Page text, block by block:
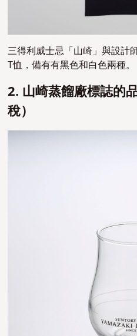
三得利威士忌「山崎」與設計
T恤，備有有黑色和白色兩種。
2. 山崎蒸餾廠標誌的
稅）